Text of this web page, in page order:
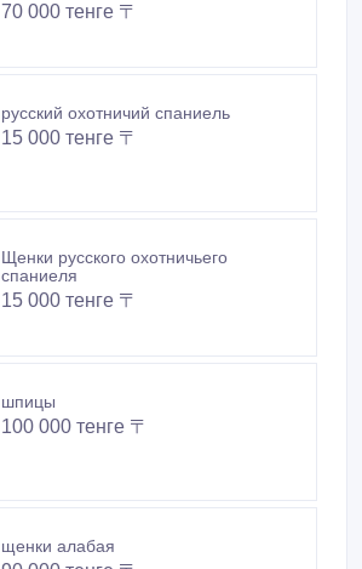
70 000 тенге 〒
русский охотничий спаниель
15 000 тенге 〒
Щенки русского охотничьего
спаниеля
15 000 тенге 〒
шпицы
100 000 тенге 〒
щенки алабая